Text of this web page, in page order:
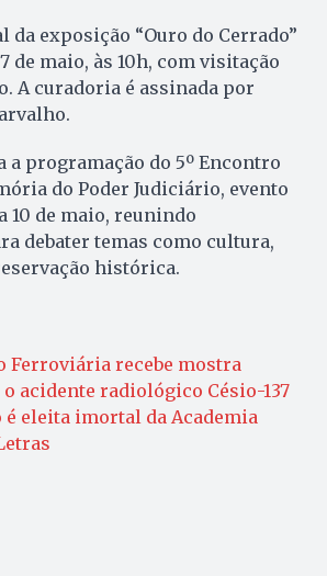
da exposição “Ouro do Cerrado”
de maio, às 10h, com visitação
A curadoria é assinada por
a programação do 5º Encontro
do Poder Judiciário, evento
10 de maio, reunindo
debater temas como cultura,
histórica.
Ferroviária recebe mostra
acidente radiológico Césio-137
eleita imortal da Academia